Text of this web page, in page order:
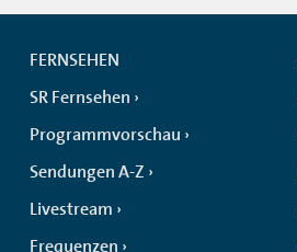
FERNSEHEN
SR Fernsehen
Programmvorschau
Sendungen A-Z
Livestream
Frequenzen